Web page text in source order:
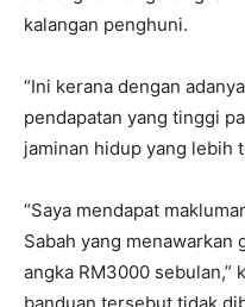
kalangan penghuni.
“Ini kerana dengan
pendapatan yang tinggi
jaminan hidup yang lebih
“Saya mendapat
Sabah yang menawarkan
angka RM3000 sebulan,”
banduan tersebut tidak